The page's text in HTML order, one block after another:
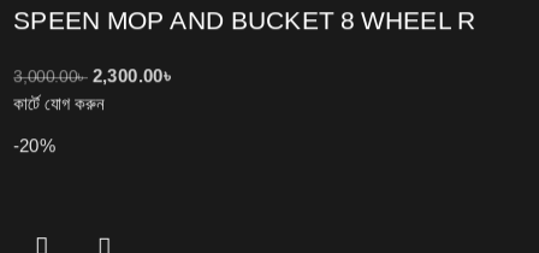
SPEEN MOP AND BUCKET 8 WHEEL R
3,000.00৳ 2,300.00৳
কার্টে যোগ করুন
-20%